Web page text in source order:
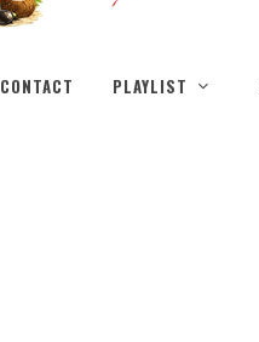
CONTACT PLAYLIST